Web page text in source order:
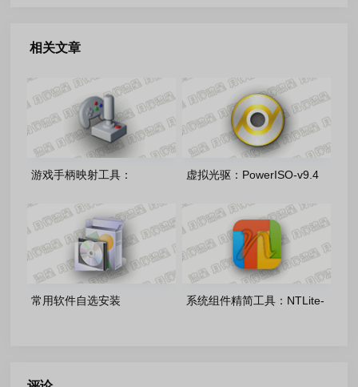
相关文章
游戏手柄映射工具：
汉化绿色版
虚拟光驱：PowerISO-v9.4
常用软件自选安装
系统组件精简工具：NTLite-